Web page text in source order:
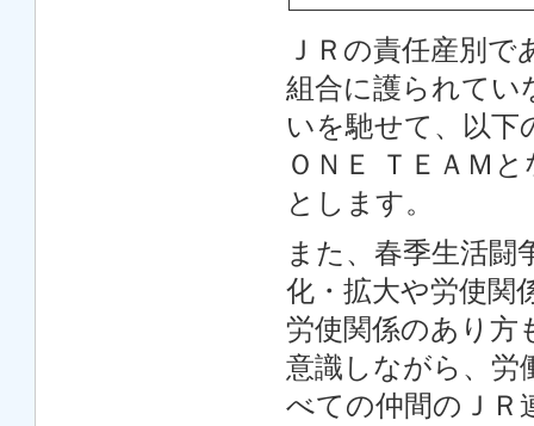
ＪＲの責任産別
組合に護られてい
いを馳せて、以下
ＯＮＥ ＴＥＡＭ
とします。
また、春季生活闘
化・拡大や労使関
労使関係のあり方
意識しながら、労
べての仲間のＪＲ